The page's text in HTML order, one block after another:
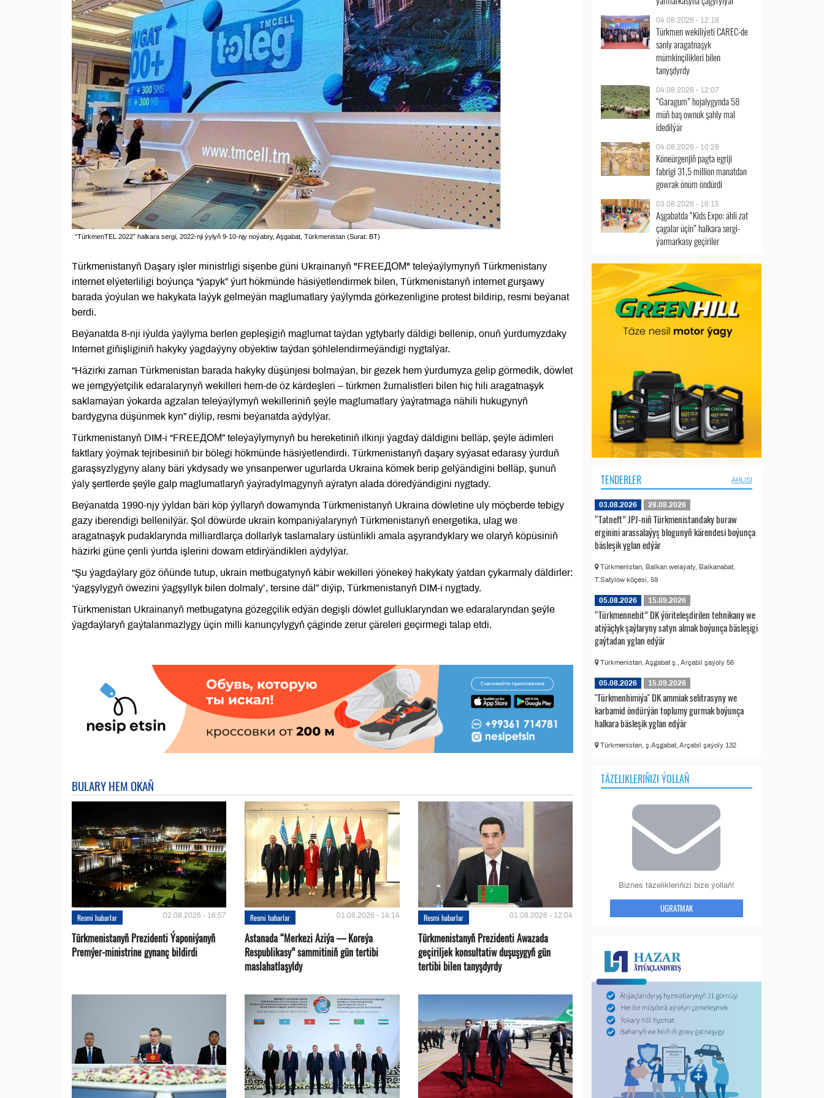
“TürkmenTEL 2022” halkara sergi, 2022-nji ýylyň 9-10-njy noýabry, Aşgabat, Türkmenistan (Surat: BT)
Türkmenistanyň Daşary işler ministrligi sişenbe güni Ukrainanyň "FREEДОМ" teleýaýlymynyň Türkmenistany
internet elýeterliligi boýunça “ýapyk” ýurt hökmünde häsiýetlendirmek bilen, Türkmenistanyň internet gurşawy
barada ýoýulan we hakykata laýyk gelmeýän maglumatlary ýaýlymda görkezenligine protest bildirip, resmi beýanat
berdi.
Beýanatda 8-nji iýulda ýaýlyma berlen gepleşigiň maglumat taýdan ygtybarly däldigi bellenip, onuň ýurdumyzdaky
Internet giňişliginiň hakyky ýagdaýyny obýektiw taýdan şöhlelendirmeýändigi nygtalýar.
“Häzirki zaman Türkmenistan barada hakyky düşünjesi bolmaýan, bir gezek hem ýurdumyza gelip görmedik, döwlet
we jemgyýetçilik edaralarynyň wekilleri hem-de öz kärdeşleri – türkmen žurnalistleri bilen hiç hili aragatnaşyk
saklamaýan ýokarda agzalan teleýaýlymyň wekilleriniň şeýle maglumatlary ýaýratmaga nähili hukugynyň
bardygyna düşünmek kyn” diýlip, resmi beýanatda aýdylýar.
Türkmenistanyň DIM-i “FREEДОМ” teleýaýlymynyň bu hereketiniň ilkinji ýagdaý däldigini belläp, şeýle ädimleri
faktlary ýoýmak tejribesiniň bir bölegi hökmünde häsiýetlendirdi. Türkmenistanyň daşary syýasat edarasy ýurduň
garaşsyzlygyny alany bäri ykdysady we ynsanperwer ugurlarda Ukraina kömek berip gelýändigini belläp, şunuň
ýaly şertlerde şeýle galp maglumatlaryň ýaýradylmagynyň aýratyn alada döredýändigini nygtady.
Beýanatda 1990-njy ýyldan bäri köp ýyllaryň dowamynda Türkmenistanyň Ukraina döwletine uly möçberde tebigy
gazy iberendigi bellenilýär. Şol döwürde ukrain kompaniýalarynyň Türkmenistanyň energetika, ulag we
aragatnaşyk pudaklarynda milliardlarça dollarlyk taslamalary üstünlikli amala aşyrandyklary we olaryň köpüsiniň
häzirki güne çenli ýurtda işlerini dowam etdirýändikleri aýdylýar.
“Şu ýagdaýlary göz öňünde tutup, ukrain metbugatynyň käbir wekilleri ýönekeý hakykaty ýatdan çykarmaly däldirler:
‘ýagşylygyň öwezini ýagşyllyk bilen dolmaly’, tersine däl” diýip, Türkmenistanyň DIM-i nygtady.
Türkmenistan Ukrainanyň metbugatyna gözegçilik edýän degişli döwlet gulluklaryndan we edaralaryndan şeýle
ýagdaýlaryň gaýtalanmazlygy üçin milli kanunçylygyň çäginde zerur çäreleri geçirmegi talap etdi.
BULARY HEM OKAŇ
Resmi habarlar 02.08.2026 - 16:57
Türkmenistanyň Prezidenti Ýaponiýanyň
Premýer-ministrine gynanç bildirdi
Resmi habarlar 01.08.2026 - 14:14
Astanada “Merkezi Aziýa — Koreýa
Respublikasy” sammitiniň gün tertibi
maslahatlaşyldy
Resmi habarlar 01.08.2026 - 12:04
Türkmenistanyň Prezidenti Awazada
geçiriljek konsultatiw duşuşygyň gün
tertibi bilen tanyşdyrdy
04.08.2026 - 12:18
Türkmen wekiliýeti CAREC-de
sanly aragatnaşyk
mümkinçilikleri bilen
tanyşdyrdy
04.08.2026 - 12:07
“Garagum” hojalygynda 58
müň baş ownuk şahly mal
idedilýär
04.08.2026 - 10:28
Köneürgenjiň pagta egriji
fabrigi 31,5 million manatdan
gowrak önüm öndürdi
03.08.2026 - 16:15
Aşgabatda “Kids Expo: ähli zat
çagalar üçin” halkara sergi-
ýarmarkasy geçiriler
TENDERLER ÄHLISI
03.08.2026 28.08.2026
“Tatneft” JPJ-niň Türkmenistandaky buraw
erginini arassalaýyş blogunyň kärendesi boýunça
bäsleşik yglan edýär
Türkmenistan, Balkan welaýaty, Balkanabat,
T.Satylow köçesi, 59
05.08.2026 15.09.2026
“Türkmennebit” DK ýöriteleşdirilen tehnikany we
atiýäçlyk şaýlaryny satyn almak boýunça bäsleşigi
gaýtadan yglan edýär
Türkmenistan, Aşgabat ş., Arçabil şaýoly 56
05.08.2026 15.09.2026
"Türkmenhimiýa" DK ammiak selitrasyny we
karbamid öndürýän toplumy gurmak boýunça
halkara bäsleşik yglan edýär
Türkmenistan, ş.Aşgabat, Arçabil şaýoly 132
TÄZELIKLERIŇIZI ÝOLLAŇ
Biznes täzelikleriňizi bize ýollaň!
UGRATMAK